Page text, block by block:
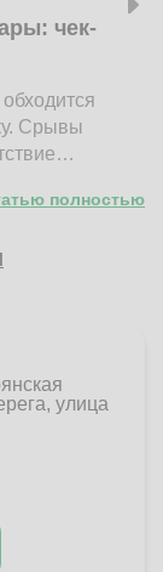
чек-
Срывы
полностью
улица